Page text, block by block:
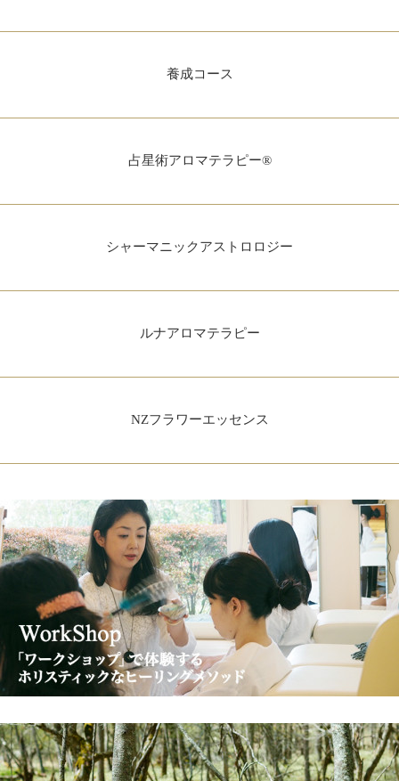
養成コース
占星術アロマテラピー®
シャーマニックアストロロジー
ルナアロマテラピー
NZフラワーエッセンス